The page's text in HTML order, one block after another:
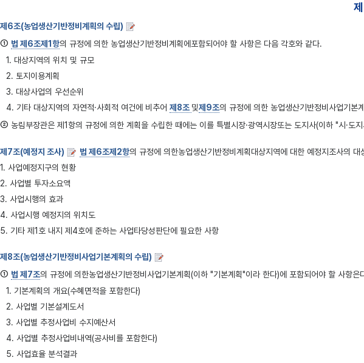
제6조(농업생산기반정비계획의 수립)
① 법 제6조제1항의 규정에 의한 농업생산기반정비계획에포함되어야 할 사항은 다음 각호와 같다.
1. 대상지역의 위치 및 규모
2. 토지이용계획
3. 대상사업의 우선순위
4. 기타 대상지역의 자연적·사회적 여건에 비추어 제8조 및제9조의 규정에 의한 농업생산기반정비사업기본
② 농림부장관은 제1항의 규정에 의한 계획을 수립한 때에는 이를 특별시장·광역시장또는 도지사(이하 "시·
제7조(예정지 조사) 법 제6조제2항의 규정에 의한농업생산기반정비계획대상지역에 대한 예정지조사의
1. 사업예정지구의 현황
2. 사업별 투자소요액
3. 사업시행의 효과
4. 사업시행 예정지의 위치도
5. 기타 제1호 내지 제4호에 준하는 사업타당성판단에 필요한 사항
제8조(농업생산기반정비사업기본계획의 수립)
① 법 제7조의 규정에 의한농업생산기반정비사업기본계획(이하 "기본계획"이라 한다)에 포함되어야 할 사항은
1. 기본계획의 개요(수혜면적을 포함한다)
2. 사업별 기본설계도서
3. 사업별 추정사업비 수지예산서
4. 사업별 추정사업비내역(공사비를 포함한다)
5. 사업효율 분석결과